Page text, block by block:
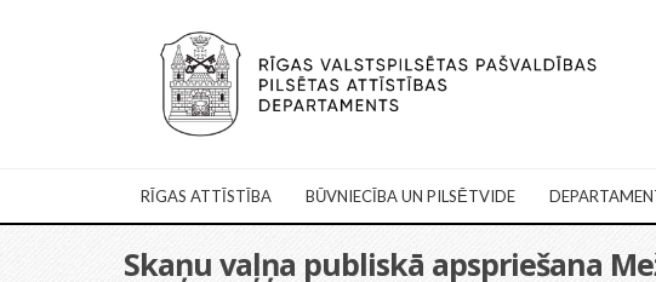
RĪGAS ATTĪSTĪBA BŪVNIECĪBA UN PILSĒTVIDE
Skaņu vaļņa publiskā apspriešana